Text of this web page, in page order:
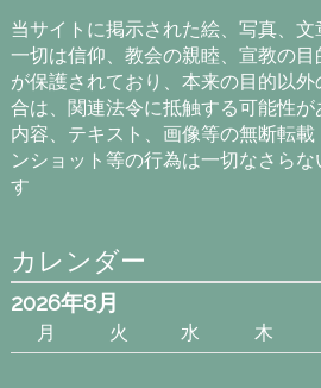
ブ
当サイトに掲示された絵、写真、
一切は信仰、教会の親睦、宣教の
が保護されており、本来の目的以
合は、関連法令に抵触する可能性
内容、テキスト、画像等の無断転
ンショット等の行為は一切なさら
す
カレンダー
2026年8月
月 火 水 木